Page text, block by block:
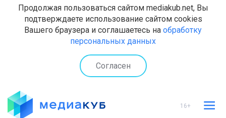
Продолжая пользоваться сайтом mediakub.net, Вы
подтверждаете использование сайтом cookies
Вашего браузера и соглашаетесь на обработку
персональных данных
Согласен
16+